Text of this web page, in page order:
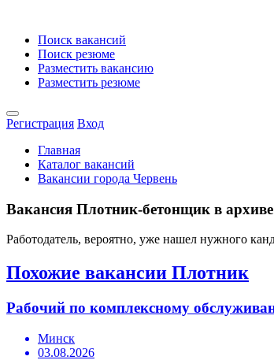
Поиск вакансий
Поиск резюме
Разместить вакансию
Разместить резюме
Регистрация Вход
Главная
Каталог вакансий
Вакансии города Червень
Вакансия Плотник-бетонщик в
Работодатель, вероятно, уже нашел нужного
Похожие вакансии Плотник
Рабочий по комплексному
Минск
03.08.2026